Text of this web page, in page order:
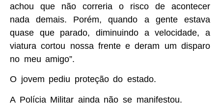
achou que não correria o risco de acontecer
nada demais. Porém, quando a gente estava
quase que parado, diminuindo a velocidade, a
viatura cortou nossa frente e deram um disparo
no meu amigo”.
O jovem pediu proteção do estado.
A Polícia Militar ainda não se manifestou.